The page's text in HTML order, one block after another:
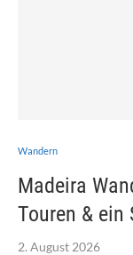
Wandern
Madeira
Touren & ein
2. August 2026